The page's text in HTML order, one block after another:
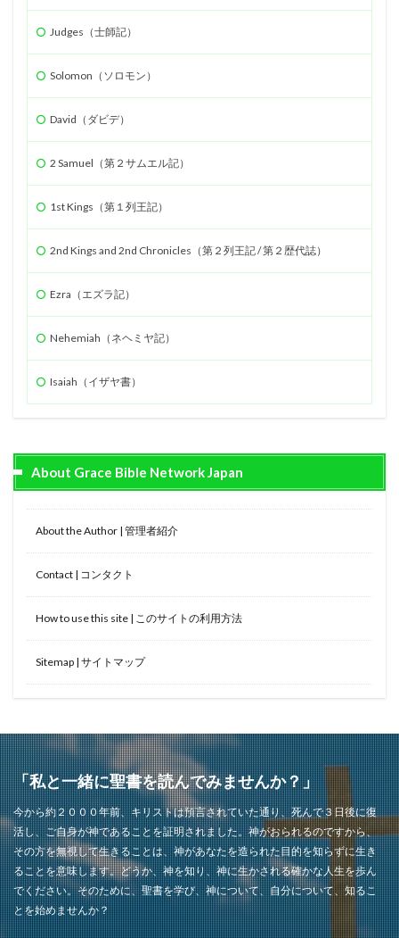
Judges（士師記）
Solomon（ソロモン）
David（ダビデ）
2 Samuel（第２サムエル記）
1st Kings（第１列王記）
2nd Kings and 2nd Chronicles（第２列王記 / 第２歴代誌）
Ezra（エズラ記）
Nehemiah（ネヘミヤ記）
Isaiah（イザヤ書）
About Grace Bible Network Japan
About the Author | 管理者紹介
Contact | コンタクト
How to use this site | このサイトの利用方法
Sitemap | サイトマップ
「私と一緒に聖書を読んでみませんか？」
今から約２０００年前、キリストは預言されていた通り、死んで３日後に復
活し、ご自身が神であることを証明されました。神がおられるのですから、
その方を無視して生きることは、神があなたを造られた目的を知らずに生き
ることを意味します。どうか、神を知り、神に生かされる確かな人生を歩ん
でください。そのために、聖書を学び、神について、自分について、知るこ
とを始めませんか？